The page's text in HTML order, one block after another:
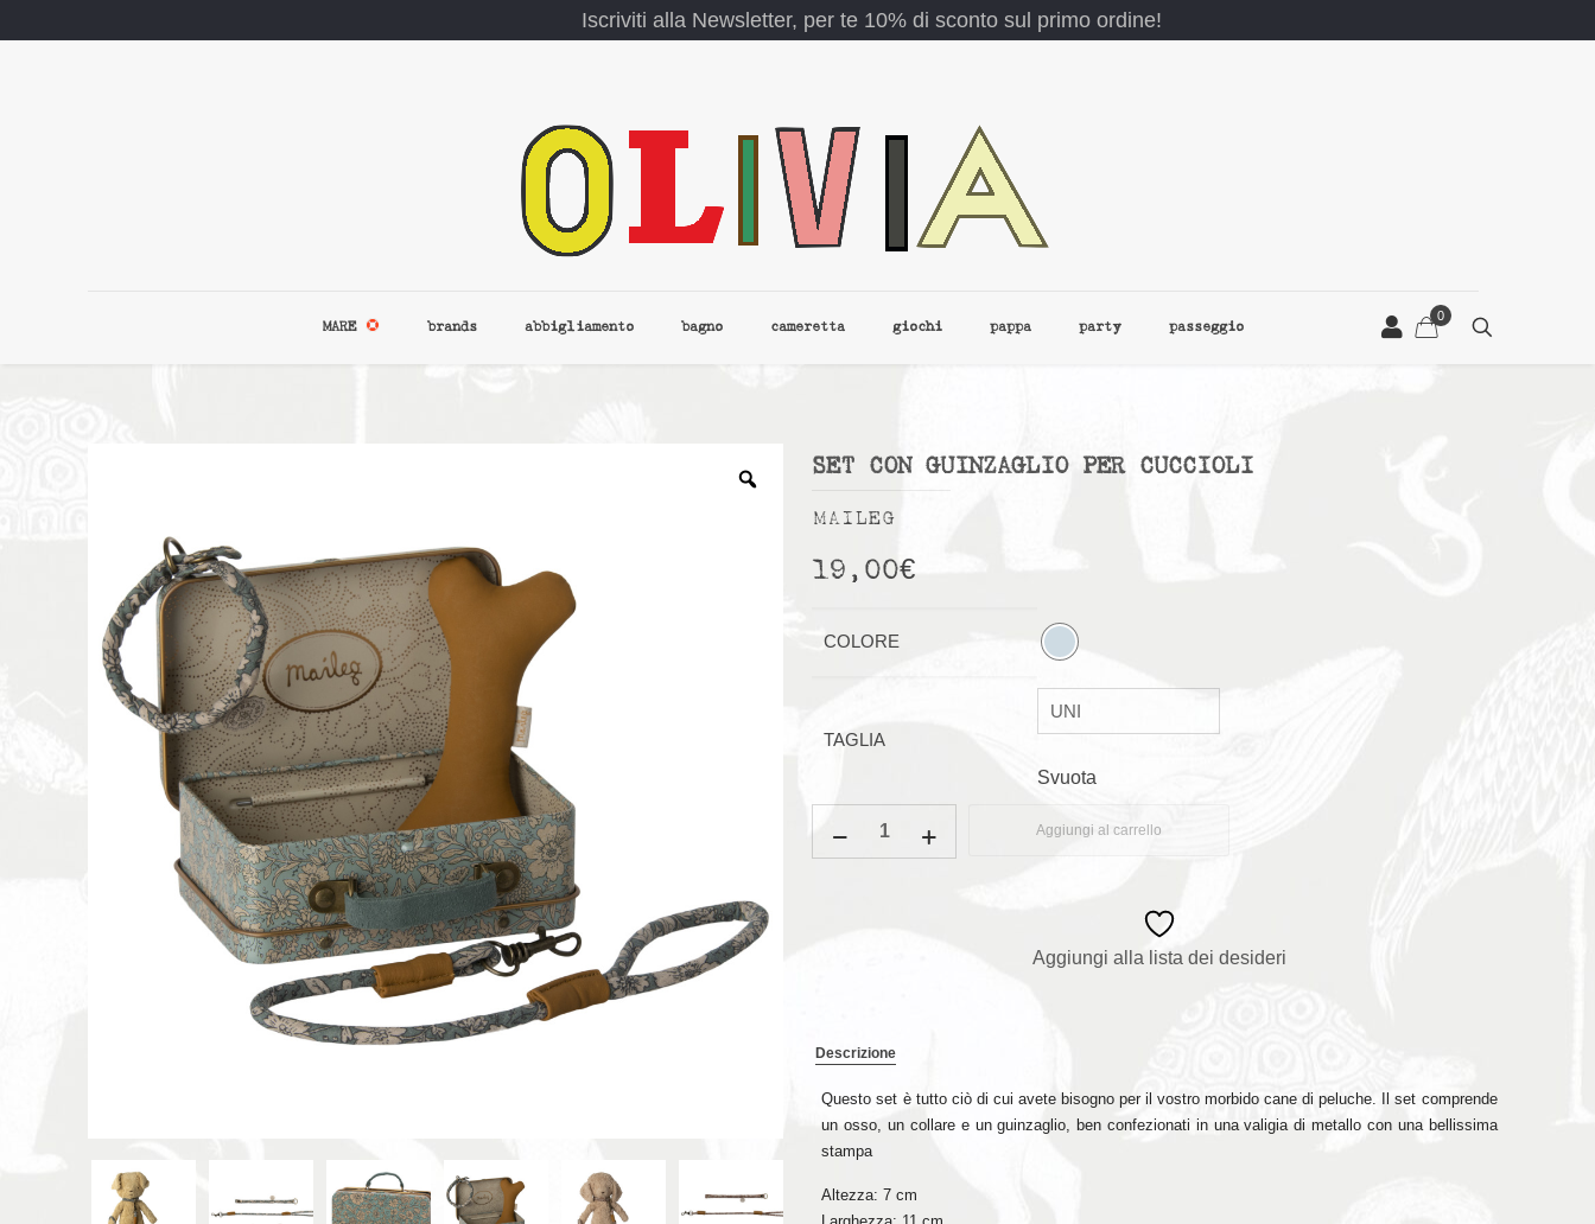
Iscriviti alla Newsletter, per te 10% di sconto sul primo ordine!
MARE brands abbigliamento bagno cameretta giochi pappa party passeggio
0
SET CON GUINZAGLIO PER CUCCIOLI
MAILEG
19,00€
COLORE
TAGLIA
Svuota
Aggiungi al carrello
Aggiungi alla lista dei desideri
Descrizione
Questo set è tutto ciò di cui avete bisogno per il vostro morbido cane di peluche. Il set comprende
un osso, un collare e un guinzaglio, ben confezionati in una valigia di metallo con una bellissima
stampa
Altezza: 7 cm